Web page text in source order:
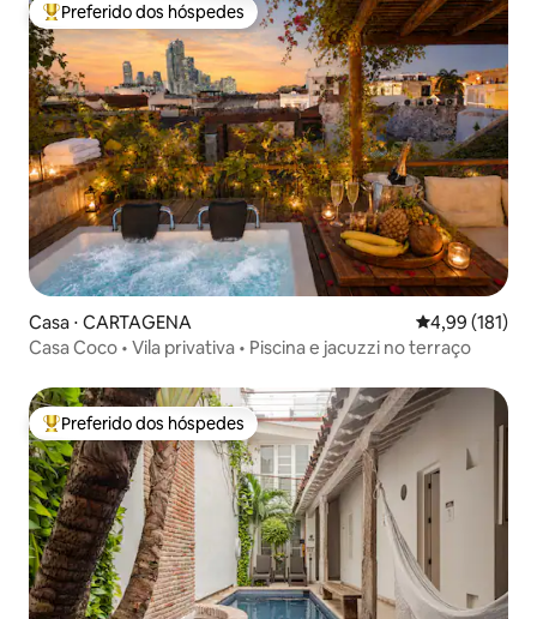
Entre os melhores preferidos dos hóspedes
Preferido dos hóspedes
Casa ⋅ CARTAGENA 4,99 de uma
4,99 (181)
Casa Coco • Vila privativa • Piscina e jacuzzi no terraço
Entre os melhores preferidos dos hóspedes
Preferido dos hóspedes